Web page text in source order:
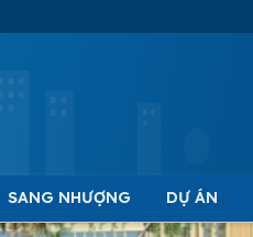
SANG NHƯỢNG DỰ ÁN